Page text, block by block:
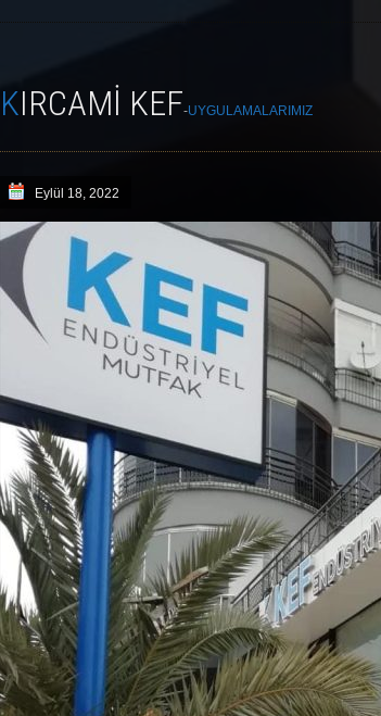
KIRCAMI KEF-UYGULAMALARIMIZ
Eylül 18, 2022